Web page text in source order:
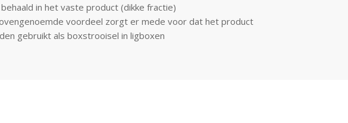
in het vaste product (dikke fractie)
voordeel zorgt er mede voor dat het product
gebruikt als boxstrooisel in ligboxen